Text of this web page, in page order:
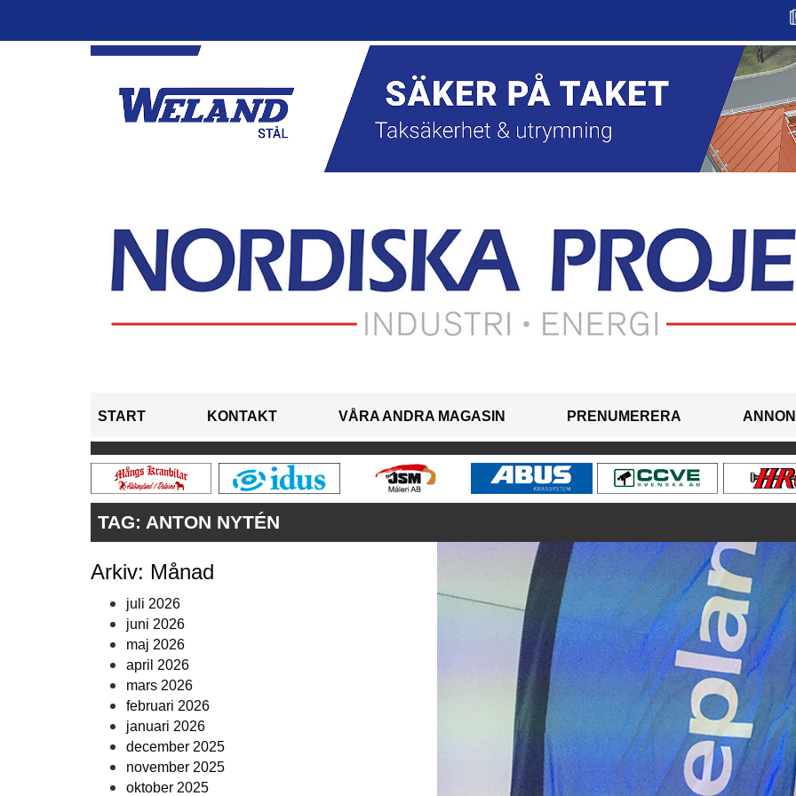
START KONTAKT VÅRA ANDRA MAGASIN PRENUMERERA
TAG: ANTON NYTÉN
Arkiv: Månad
juli 2026
juni 2026
maj 2026
april 2026
mars 2026
februari 2026
januari 2026
december 2025
november 2025
oktober 2025